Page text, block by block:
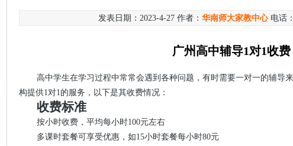
发表日期：2023-4-27 作者： 华南师大家教中心电话
广州高中辅导1对1收费
高中学生在学习过程中常常会遇到各种问题，有时需要一对一的辅导
构提供1对1的服务，以下是其收费情况：
收费标准
按小时收费，平均每小时100元左右
多课时套餐可享受优惠，如15小时套餐每小时80元